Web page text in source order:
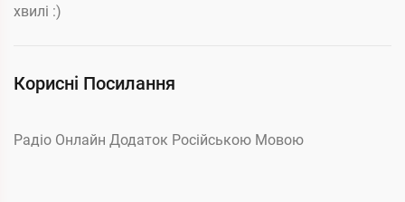
хвилі :)
Корисні Посилання
Радіо Онлайн Додаток Російською Мовою